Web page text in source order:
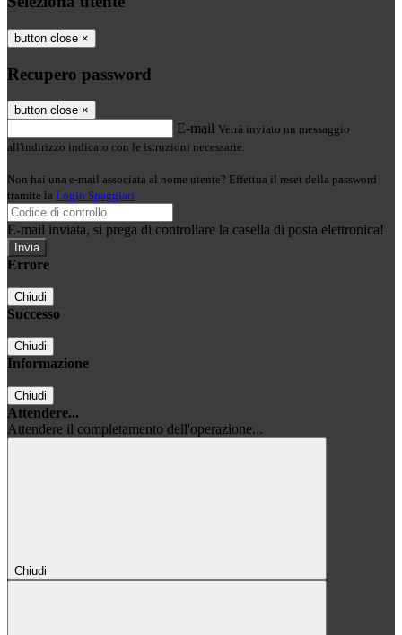
button close ×
Recupero password
button close ×
E-mail Verrà inviato un messaggio
all'indirizzo indicato con le istruzioni necessarie.
Non hai una e-mail associata al nome utente? Effettua il reset della password
tramite la Login Spaggiari
E-mail inviata, si prega di controllare la casella di posta elettronica!
Errore
Chiudi
Successo
Chiudi
Informazione
Chiudi
Attendere...
Attendere il completamento dell'operazione...
Chiudi